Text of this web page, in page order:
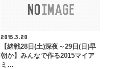
2015.3.20
【緒戦28日(土)深夜～29日(日)早
朝か】みんなで作る2015マイア
ミ…